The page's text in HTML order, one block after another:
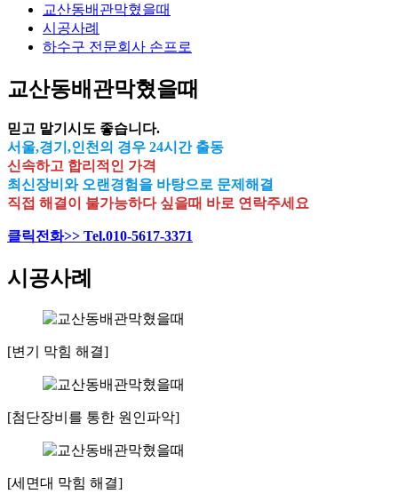
교산동배관막혔을때
시공사례
하수구 전문회사 손프로
교산동배관막혔을때
믿고 맡기시도 좋습니다.
서울,경기,인천의 경우 24시간 출동
신속하고 합리적인 가격
최신장비와 오랜경험을 바탕으로 문제해결
직접 해결이 불가능하다 싶을때 바로 연락주세요
클릭전화>> Tel.010-5617-3371
시공사례
[변기 막힘 해결]
[첨단장비를 통한 원인파악]
[세면대 막힘 해결]